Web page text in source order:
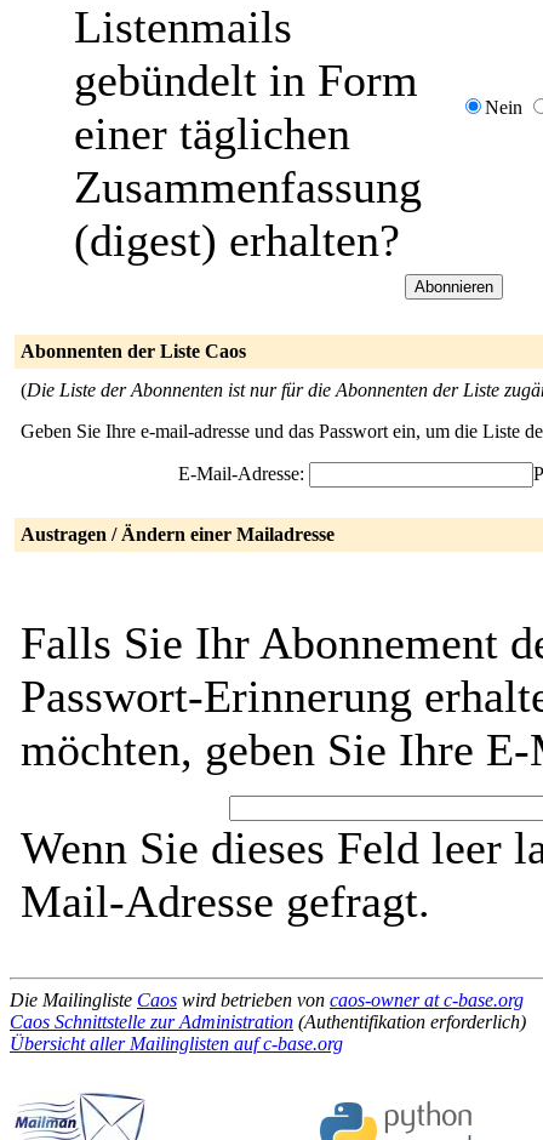
Listenmails
gebündelt in Form
einer täglichen
Zusammenfassung
(digest) erhalten?
Nein
Abonnenten der Liste Caos
(Die Liste der Abonnenten ist nur für die Abonnenten der Liste
Geben Sie Ihre e-mail-adresse und das Passwort ein, um die Liste
E-Mail-Adresse:
Austragen / Ändern einer Mailadresse
Falls Sie Ihr Abonnement
Passwort-Erinnerung
möchten, geben Sie Ihre
Wenn Sie dieses Feld leer
Mail-Adresse gefragt.
Die Mailingliste Caos wird betrieben von caos-owner at c-base.org
Caos Schnittstelle zur Administration (Authentifikation erforderlich)
Übersicht aller Mailinglisten auf c-base.org